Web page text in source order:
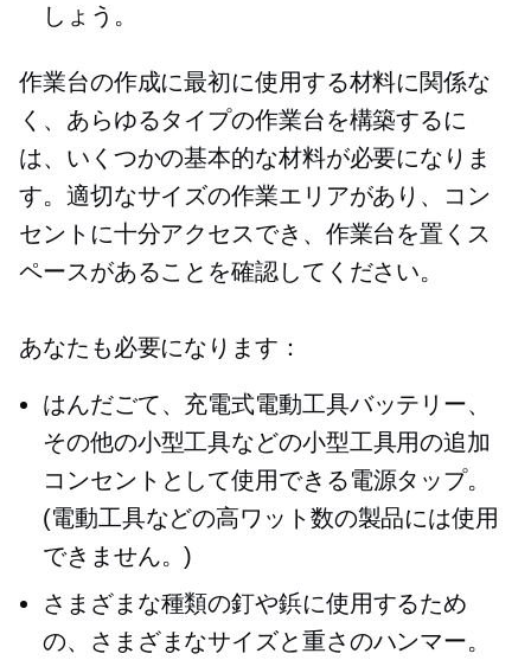
しょう。
作業台の作成に最初に使用する材料に関係な
く、あらゆるタイプの作業台を構築するに
は、いくつかの基本的な材料が必要になりま
す。適切なサイズの作業エリアがあり、コン
セントに十分アクセスでき、作業台を置くス
ペースがあることを確認してください。
あなたも必要になります：
はんだごて、充電式電動工具バッテリー、
その他の小型工具などの小型工具用の追加
コンセントとして使用できる電源タップ。
(電動工具などの高ワット数の製品には使用
できません。)
さまざまな種類の釘や鋲に使用するため
の、さまざまなサイズと重さのハンマー。